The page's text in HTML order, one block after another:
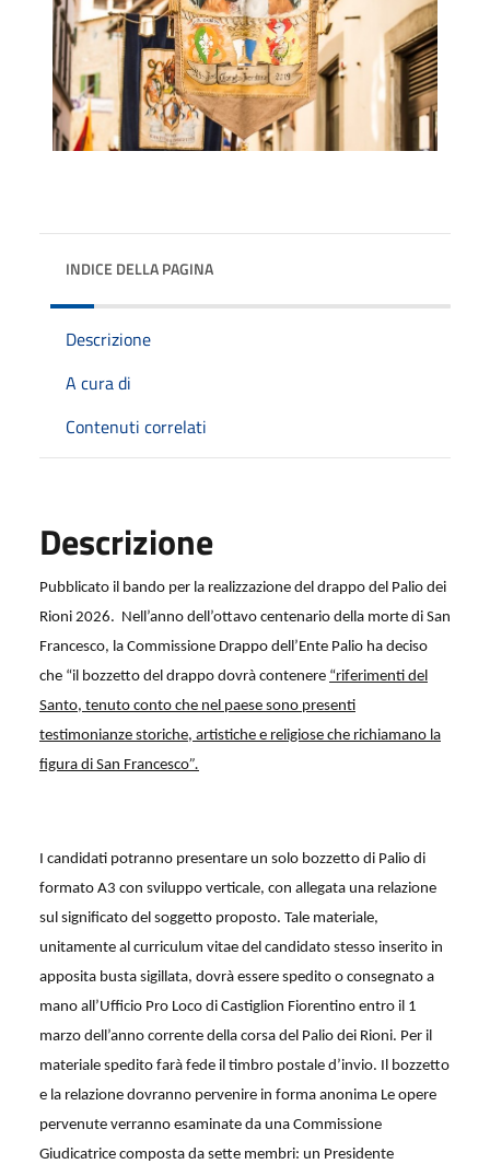
INDICE DELLA PAGINA
Descrizione
A cura di
Contenuti correlati
Descrizione
Pubblicato il bando per la realizzazione del drappo del Palio dei
Rioni 2026. Nell’anno dell’ottavo centenario della morte di San
Francesco, la Commissione Drappo dell’Ente Palio ha deciso
che “il bozzetto del drappo dovrà contenere “riferimenti del
Santo, tenuto conto che nel paese sono presenti
testimonianze storiche, artistiche e religiose che richiamano la
figura di San Francesco”.
I candidati potranno presentare un solo bozzetto di Palio di
formato A3 con sviluppo verticale, con allegata una relazione
sul significato del soggetto proposto. Tale materiale,
unitamente al curriculum vitae del candidato stesso inserito in
apposita busta sigillata, dovrà essere spedito o consegnato a
mano all’Ufficio Pro Loco di Castiglion Fiorentino entro il 1
marzo dell’anno corrente della corsa del Palio dei Rioni. Per il
materiale spedito farà fede il timbro postale d’invio. Il bozzetto
e la relazione dovranno pervenire in forma anonima Le opere
pervenute verranno esaminate da una Commissione
Giudicatrice composta da sette membri: un Presidente